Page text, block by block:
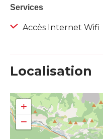
Services
Accès Internet Wifi
Localisation
+
−